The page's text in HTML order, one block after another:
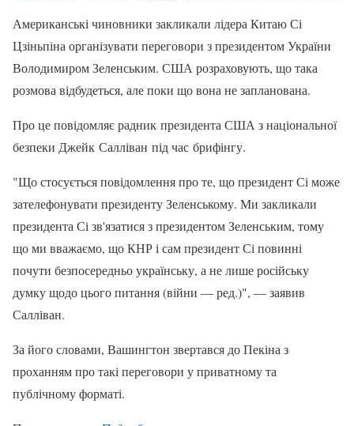
Американські чиновники закликали лідера Китаю Сі
Цзіньпіна організувати переговори з президентом України
Володимиром Зеленським. США розраховують, що така
розмова відбудеться, але поки що вона не запланована.
Про це повідомляє радник президента США з національної
безпеки Джейк Салліван під час брифінгу.
"Що стосується повідомлення про те, що президент Сі може
зателефонувати президенту Зеленському. Ми закликали
президента Сі зв'язатися з президентом Зеленським, тому
що ми вважаємо, що КНР і сам президент Сі повинні
почути безпосередньо українську, а не лише російську
думку щодо цього питання (війни — ред.)", — заявив
Салліван.
За його словами, Вашингтон звертався до Пекіна з
проханням про такі переговори у приватному та
публічному форматі.